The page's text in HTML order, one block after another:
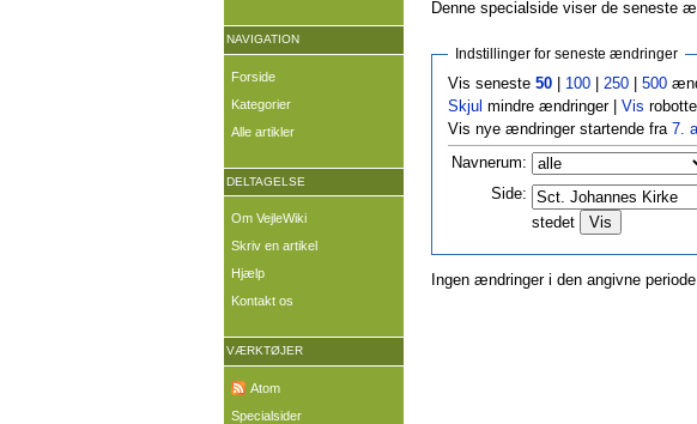
Denne specialside viser de seneste
Indstillinger for seneste ændringer
Vis seneste 50| 100| 250| 500
Skjul mindre ændringer | Vis
Vis nye ændringer startende fra 7.
Navnerum:
Side:
stedet
Ingen ændringer i den angivne
NAVIGATION
Forside
Kategorier
Alle artikler
DELTAGELSE
Om VejleWiki
Skriv en artikel
Hjælp
Kontakt os
VÆRKTØJER
Atom
Specialsider